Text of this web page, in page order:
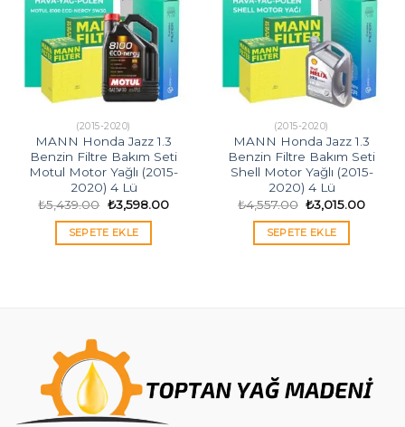
(2015-2020)
MANN Honda Jazz 1.3
Benzin Filtre Bakım Seti
Motul Motor Yağlı (2015-
2020) 4 Lü
₺5,439.00 Orijinal
fiyat:
₺5,439.00.
₺3,598.00Şu
SEPETE EKLE
(2015-2020)
MANN Honda Jazz 1.3
Benzin Filtre Bakım Seti
Shell Motor Yağlı (2015-
2020) 4 Lü
₺4,557.00 Orijinal
fiyat:
₺4,557.00.
₺3,015.00Şu
SEPETE EKLE